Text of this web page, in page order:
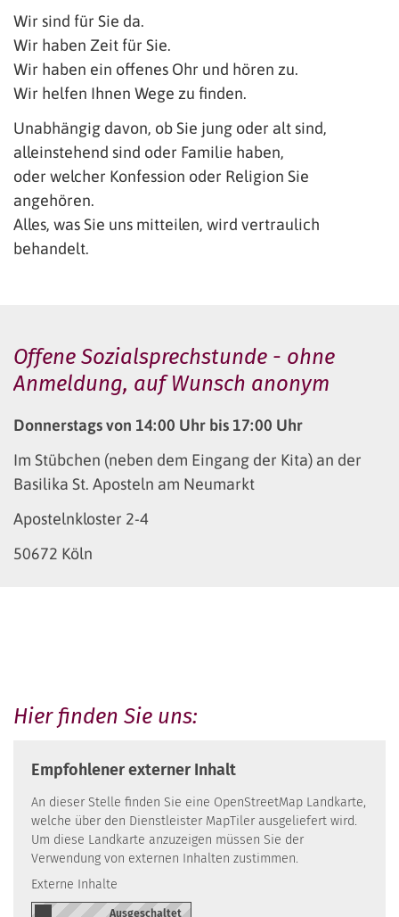
Wir sind für Sie da.
Wir haben Zeit für Sie.
Wir haben ein offenes Ohr und hören zu.
Wir helfen Ihnen Wege zu finden.
Unabhängig davon, ob Sie jung oder alt sind,
alleinstehend sind oder Familie haben,
oder welcher Konfession oder Religion Sie
angehören.
Alles, was Sie uns mitteilen, wird vertraulich
behandelt.
Offene Sozialsprechstunde - ohne
Anmeldung, auf Wunsch anonym
Donnerstags von 14:00 Uhr bis 17:00 Uhr
Im Stübchen (neben dem Eingang der Kita) an der
Basilika St. Aposteln am Neumarkt
Apostelnkloster 2-4
50672 Köln
Hier finden Sie uns:
Empfohlener externer Inhalt
An dieser Stelle finden Sie eine OpenStreetMap Landkarte,
welche über den Dienstleister MapTiler ausgeliefert wird.
Um diese Landkarte anzuzeigen müssen Sie der
Verwendung von externen Inhalten zustimmen.
Externe Inhalte